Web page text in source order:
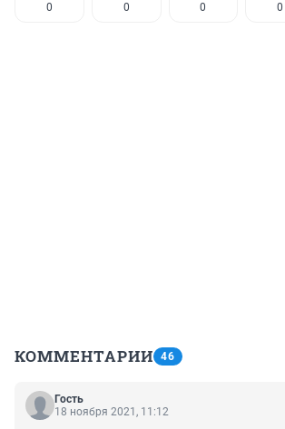
0 0 0 0
КОММЕНТАРИИ 46
Гость
18 ноября 2021, 11:12